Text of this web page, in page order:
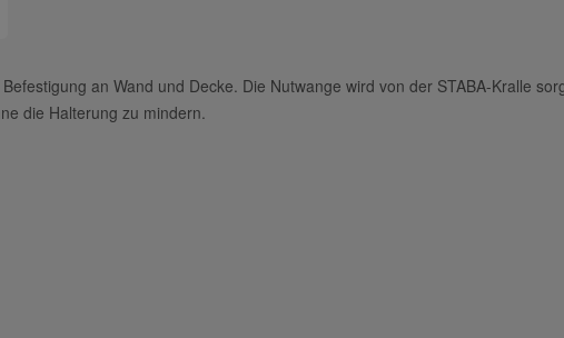
an Wand und Decke. Die Nutwange wird von der STABA-Kralle
die Halterung zu mindern.